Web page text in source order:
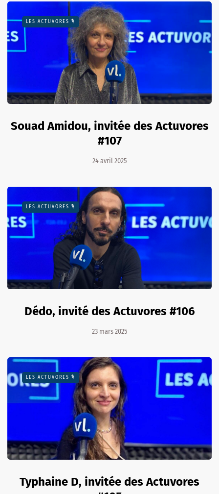
LES ACTUVORES 🎙
Souad Amidou, invitée des Actuvores
#107
24 avril 2025
LES ACTUVORES 🎙
Dédo, invité des Actuvores #106
23 mars 2025
LES ACTUVORES 🎙
Typhaine D, invitée des Actuvores